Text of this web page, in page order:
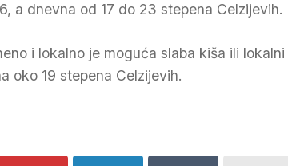
a dnevna od 17 do 23 stepena Celzijevih.
i lokalno je moguća slaba kiša ili lokalni
oko 19 stepena Celzijevih.